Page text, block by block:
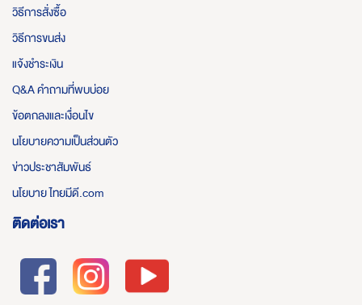
วิธีการสั่งซื้อ
วิธีการขนส่ง
แจ้งชำระเงิน
Q&A คำถามที่พบบ่อย
ข้อตกลงและเงื่อนไข
นโยบายความเป็นส่วนตัว
ข่าวประชาสัมพันธ์
นโยบาย ไทยมีดี.com
ติดต่อเรา